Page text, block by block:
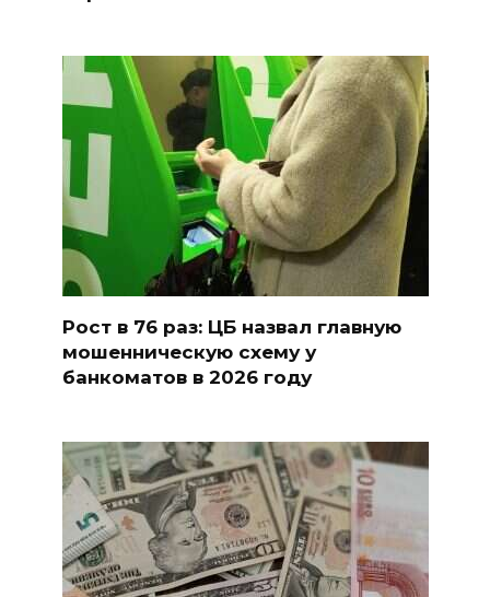
Рост в 76 раз: ЦБ назвал главную
мошенническую схему у
банкоматов в 2026 году